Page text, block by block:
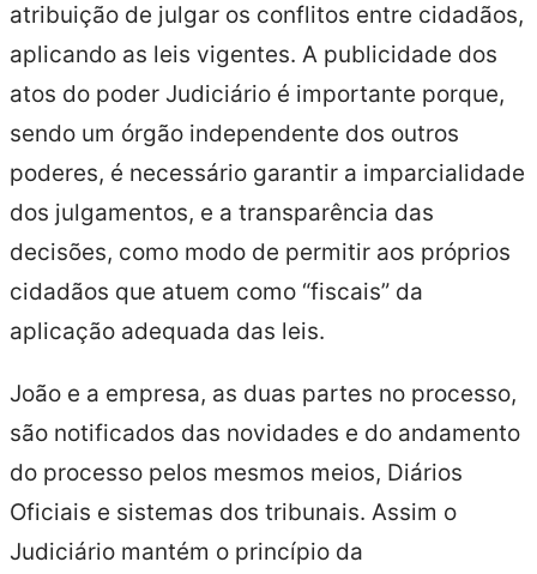
atribuição de julgar os conflitos entre cidadãos,
aplicando as leis vigentes. A publicidade dos
atos do poder Judiciário é importante porque,
sendo um órgão independente dos outros
poderes, é necessário garantir a imparcialidade
dos julgamentos, e a transparência das
decisões, como modo de permitir aos próprios
cidadãos que atuem como “fiscais” da
aplicação adequada das leis.
João e a empresa, as duas partes no processo,
são notificados das novidades e do andamento
do processo pelos mesmos meios, Diários
Oficiais e sistemas dos tribunais. Assim o
Judiciário mantém o princípio da